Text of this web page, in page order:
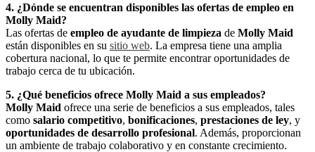
4. ¿Dónde se encuentran disponibles las ofertas de empleo en
Molly Maid?
Las ofertas de empleo de ayudante de limpieza de Molly Maid
están disponibles en su sitio web. La empresa tiene una amplia
cobertura nacional, lo que te permite encontrar oportunidades de
trabajo cerca de tu ubicación.
5. ¿Qué beneficios ofrece Molly Maid a sus empleados?
Molly Maid ofrece una serie de beneficios a sus empleados, tales
como salario competitivo, bonificaciones, prestaciones de ley, y
oportunidades de desarrollo profesional. Además, proporcionan
un ambiente de trabajo colaborativo y en constante crecimiento.